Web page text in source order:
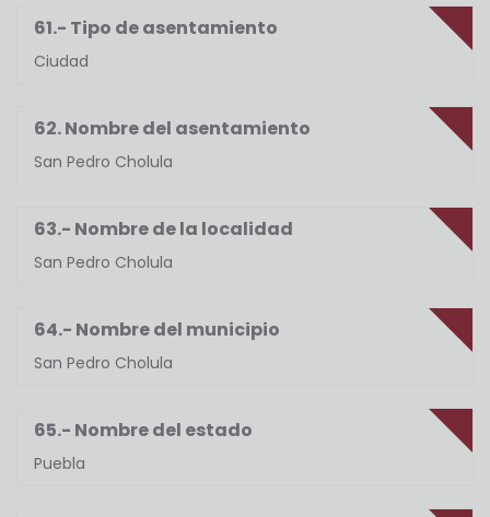
61.- Tipo de asentamiento
Ciudad
62. Nombre del asentamiento
San Pedro Cholula
63.- Nombre de la localidad
San Pedro Cholula
64.- Nombre del municipio
San Pedro Cholula
65.- Nombre del estado
Puebla